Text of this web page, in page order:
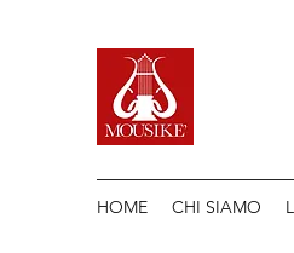
HOME CHI SIAMO